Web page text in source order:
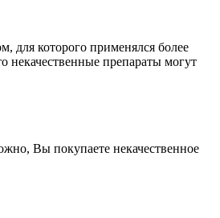
для которого применялся более
некачественные препараты могут
Вы покупаете некачественное